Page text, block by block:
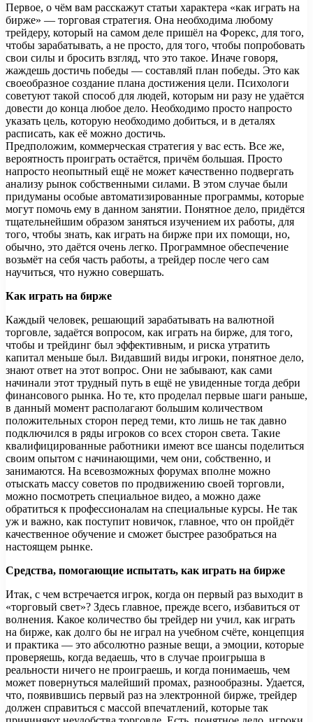
Первое, о чём вам расскажут статьи характера «как играть на
бирже» — торговая стратегия. Она необходима любому
трейдеру, который на самом деле пришёл на Форекс, для того,
чтобы зарабатывать, а не просто, для того, чтобы попробовать
свои силы и бросить взгляд, что это такое. Иначе говоря,
жаждешь достичь победы — составляй план победы. Это как
своеобразное создание плана достижения цели. Психологи
советуют такой способ для людей, которым ни разу не удаётся
довести до конца любое дело. Необходимо просто напросто
указать цель, которую необходимо добиться, и в деталях
расписать, как её можно достичь.
Предположим, коммерческая стратегия у вас есть. Все же,
вероятность проиграть остаётся, причём большая. Просто
напросто неопытный ещё не может качественно подвергать
анализу рынок собственными силами. В этом случае были
придуманы особые автоматизированные программы, которые
могут помочь ему в данном занятии. Понятное дело, придётся
тщательнейшим образом заняться изучением их работы, для
того, чтобы знать, как играть на бирже при их помощи, но,
обычно, это даётся очень легко. Программное обеспечение
возьмёт на себя часть работы, а трейдер после чего сам
научиться, что нужно совершать.
Как играть на бирже
Каждый человек, решающий зарабатывать на валютной
торговле, задаётся вопросом, как играть на бирже, для того,
чтобы и трейдинг был эффективным, и риска утратить
капитал меньше был. Видавший виды игроки, понятное дело,
знают ответ на этот вопрос. Они не забывают, как сами
начинали этот трудный путь в ещё не увиденные тогда дебри
финансового рынка. Но те, кто проделал первые шаги раньше,
в данный момент располагают большим количеством
положительных сторон перед теми, кто лишь не так давно
подключился в ряды игроков со всех сторон света. Такие
квалифицированные работники имеют все шансы поделиться
своим опытом с начинающими, чем они, собственно, и
занимаются. На всевозможных форумах вполне можно
отыскать массу советов по продвижению своей торговли,
можно посмотреть специальное видео, а можно даже
обратиться к профессионалам на специальные курсы. Не так
уж и важно, как поступит новичок, главное, что он пройдёт
качественное обучение и сможет быстрее разобраться на
настоящем рынке.
Средства, помогающие испытать, как играть на бирже
Итак, с чем встречается игрок, когда он первый раз выходит в
«торговый свет»? Здесь главное, прежде всего, избавиться от
волнения. Какое количество бы трейдер ни учил, как играть
на бирже, как долго бы не играл на учебном счёте, концепция
и практика — это абсолютно разные вещи, а эмоции, которые
проверяешь, когда ведаешь, что в случае проигрыша в
реальности ничего не проиграешь, и когда понимаешь, чем
может повернуться малейший промах, разнообразны. Удается,
что, появившись первый раз на электронной бирже, трейдер
должен справиться с массой впечатлений, которые так